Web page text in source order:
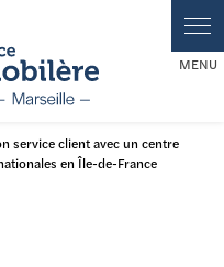
service client avec un centre
en Île-de-France